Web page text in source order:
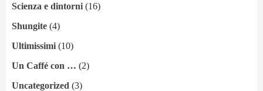
Scienza e dintorni (16)
Shungite (4)
Ultimissimi (10)
Un Caffé con … (2)
Uncategorized (3)